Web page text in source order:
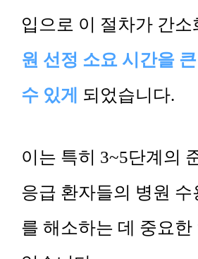
입으로 이 절차가 간소
원 선정 소요 시간을
수 있게
되었습니다.
이는 특히 3~5단계의
응급 환자들의 병원 수
를 해소하는 데 중요한